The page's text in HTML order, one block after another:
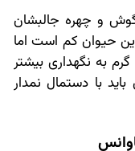
و چهره جالبشان
حیوان کم است اما
به نگهداری بیشتر
با دستمال نمدار